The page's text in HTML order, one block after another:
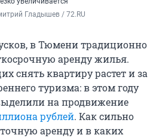
Гладышев / 72.RU
в Тюмени традиционно
аренду жилья.
снять квартиру растет и за
туризма: в этом году
на продвижение
рублей. Как сильно
аренду и в каких